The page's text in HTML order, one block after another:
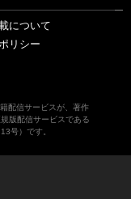
について
リシー
配信サービスが、著作
版配信サービスである
号）です。